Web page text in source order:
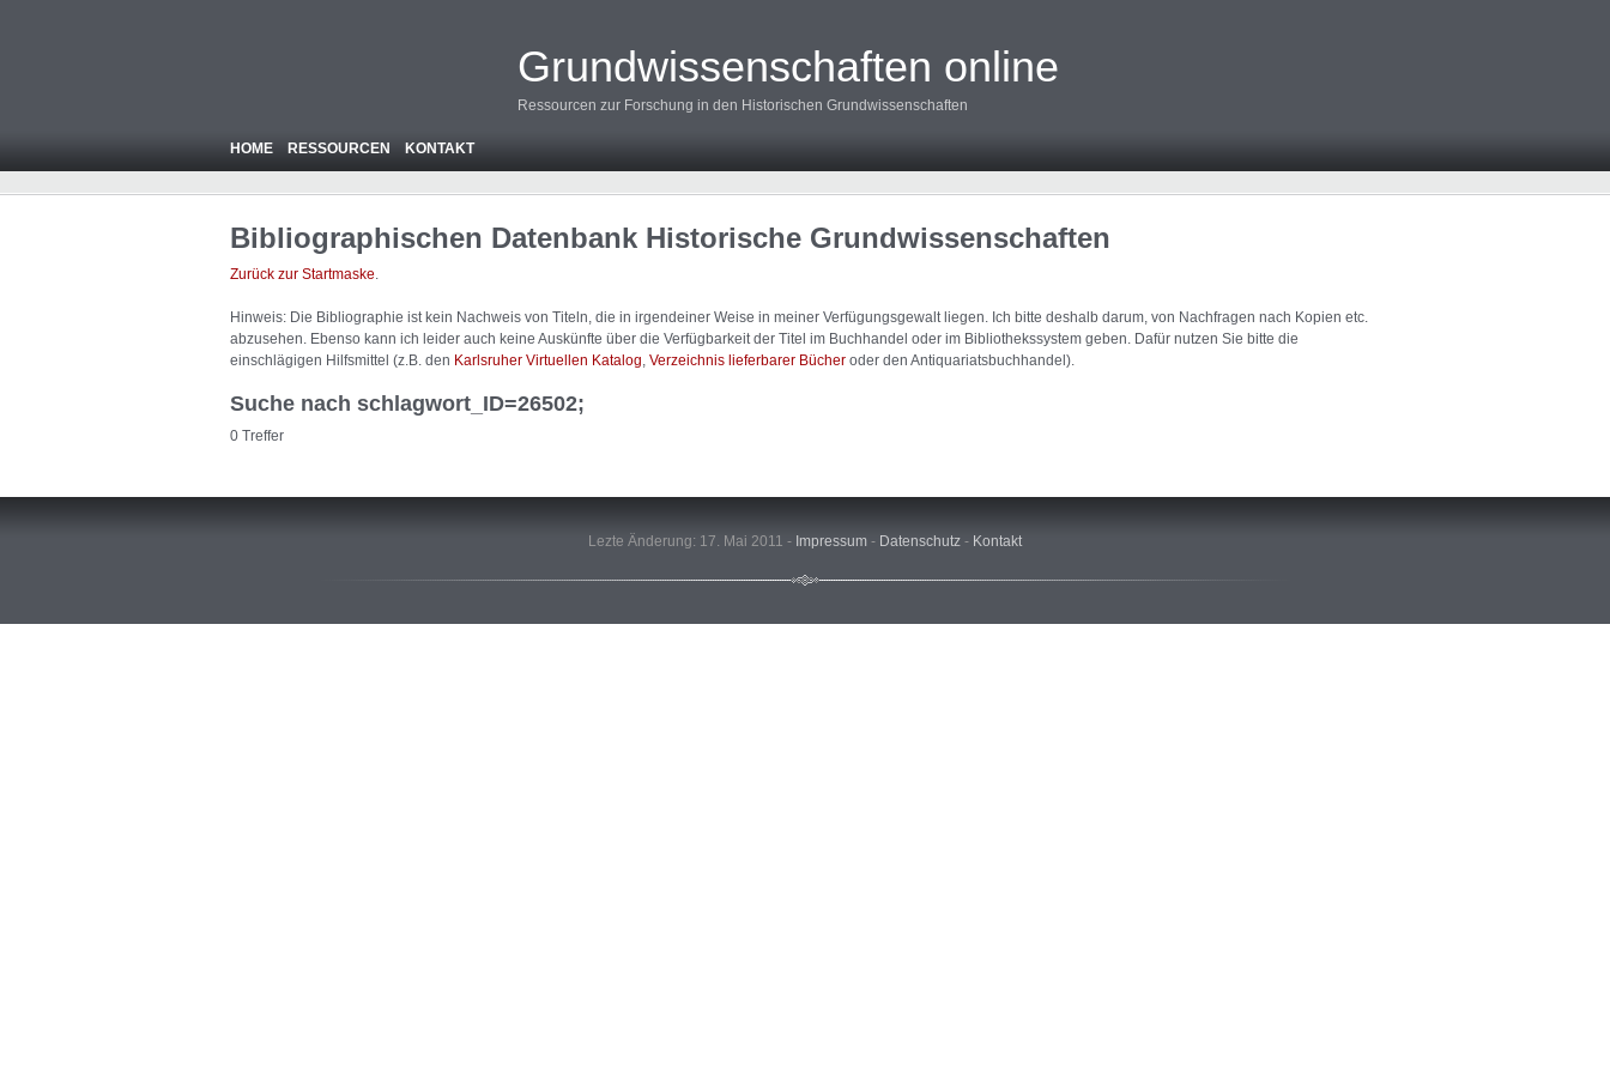
Grundwissenschaften online
Ressourcen zur Forschung in den Historischen Grundwissenschaften
HOME RESSOURCEN KONTAKT
Bibliographischen Datenbank Historische Grundwissenschaften
Zurück zur Startmaske.
Hinweis: Die Bibliographie ist kein Nachweis von Titeln, die in irgendeiner Weise in meiner Verfügungsgewalt liegen. Ich bitte deshalb darum, von Nachfragen nach Kopien etc.
abzusehen. Ebenso kann ich leider auch keine Auskünfte über die Verfügbarkeit der Titel im Buchhandel oder im Bibliothekssystem geben. Dafür nutzen Sie bitte die
einschlägigen Hilfsmittel (z.B. den Karlsruher Virtuellen Katalog Verzeichnis lieferbarer Bücher oder den Antiquariatsbuchhandel).
Suche nach schlagwort_ID=26502;
0 Treffer
Lezte Änderung: 17. Mai 2011 - Impressum - Datenschutz - Kontakt